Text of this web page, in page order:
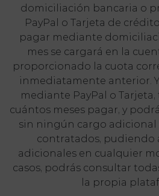
domiciliación bancaria o
PayPal o Tarjeta de
pagar mediante
mes se cargará en la
proporcionado la cuota
inmediatamente anterior.
mediante PayPal o
cuántos meses pagar, y
sin ningún cargo adicional
contratados, pudiendo
adicionales en cualquier
casos, podrás consultar
la propia